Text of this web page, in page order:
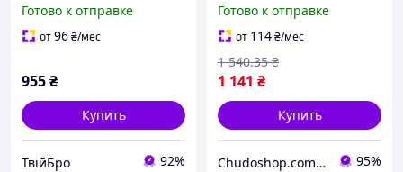
ножек, подножка, "Corso
Sprint" SQ-31812 /31821
Готово к отправке
от96₴/мес
955₴
Купить
ТвійБро 92%
нейлоновой рамой
мягкое сиденье
регулируемое колеса EVA
2,35 кг
Готово к отправке
от 114₴/мес
1 141 ₴
1 540.35 ₴
Купить
Chudoshop.com.ua 95%